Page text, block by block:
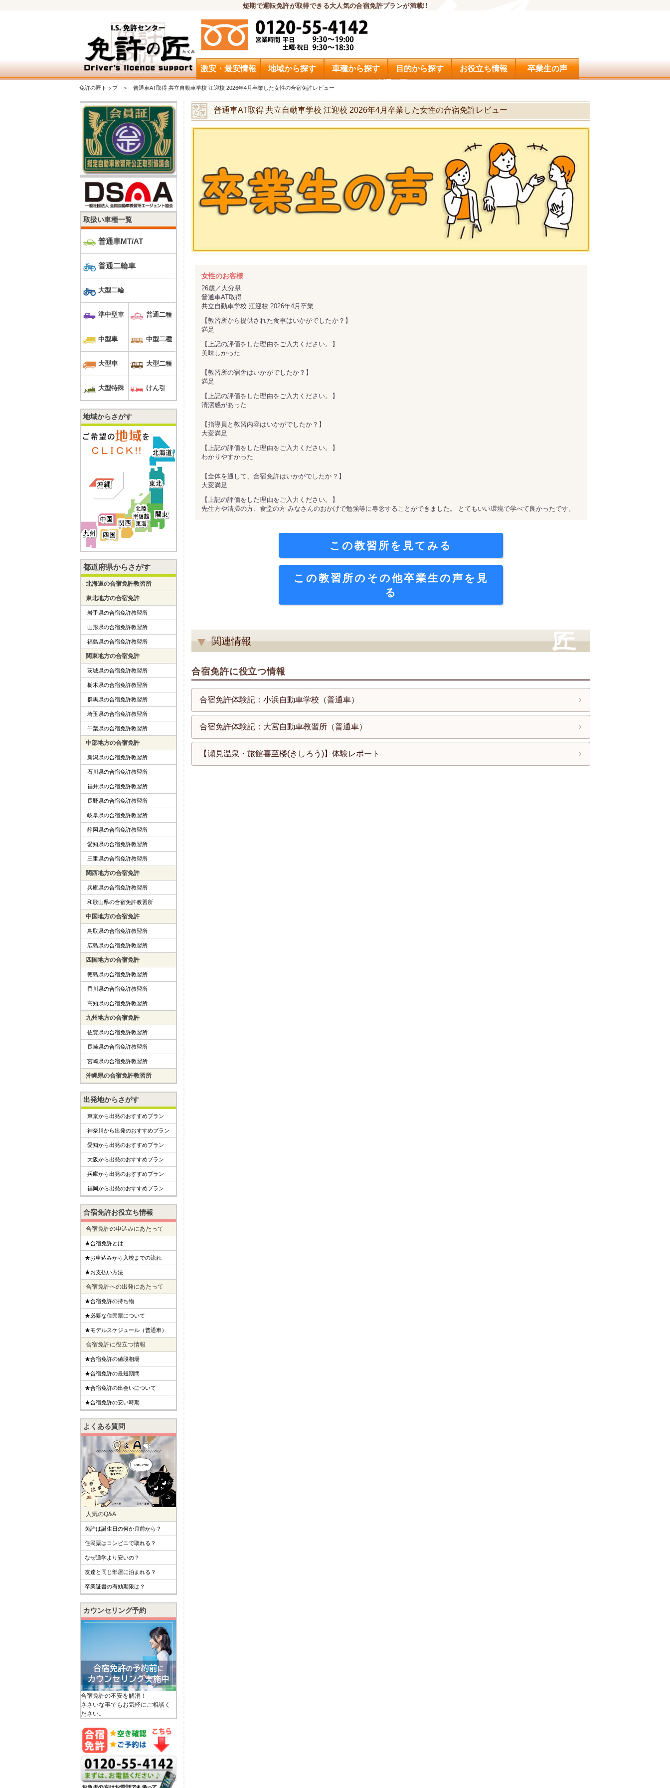
短期で運転免許が取得できる大人気の合宿免許プランが満載!!
問合せ
激安・最安情報 地域から探す 車種から探す 目的から探す お役立ち情報 卒業生の声
免許の匠トップ 普通車AT取得 共立自動車学校 江迎校 2026年4月卒業した女性の合宿免許レビュー
普通車AT取得 共立自動車学校 江迎校 2026年4月卒業した女性の合宿免許レビュー
女性のお客様
26歳／大分県
普通車AT取得
共立自動車学校 江迎校 2026年4月卒業
【教習所から提供された食事はいかがでしたか？】
満足
【上記の評価をした理由をご入力ください。】
美味しかった
【教習所の宿舎はいかがでしたか？】
満足
【上記の評価をした理由をご入力ください。】
清潔感があった
【指導員と教習内容はいかがでしたか？】
大変満足
【上記の評価をした理由をご入力ください。】
わかりやすかった
【全体を通して、合宿免許はいかがでしたか？】
大変満足
【上記の評価をした理由をご入力ください。】
先生方や清掃の方、食堂の方 みなさんのおかげで勉強等に専念することができました。 とてもいい環境で学べて良かったです。
この教習所を見てみる
この教習所のその他卒業生の声を見
る
関連情報
合宿免許に役立つ情報
合宿免許体験記：小浜自動車学校（普通車）
合宿免許体験記：大宮自動車教習所（普通車）
【瀬見温泉・旅館喜至楼(きしろう)】体験レポート
取扱い車種一覧
普通車MT/AT
普通二輪車
大型二輪
準中型車 普通二種
中型車 中型二種
大型車 大型二種
大型特殊 けん引
地域からさがす
都道府県からさがす
北海道の合宿免許教習所
東北地方の合宿免許
岩手県の合宿免許教習所
山形県の合宿免許教習所
福島県の合宿免許教習所
関東地方の合宿免許
茨城県の合宿免許教習所
栃木県の合宿免許教習所
群馬県の合宿免許教習所
埼玉県の合宿免許教習所
千葉県の合宿免許教習所
中部地方の合宿免許
新潟県の合宿免許教習所
石川県の合宿免許教習所
福井県の合宿免許教習所
長野県の合宿免許教習所
岐阜県の合宿免許教習所
静岡県の合宿免許教習所
愛知県の合宿免許教習所
三重県の合宿免許教習所
関西地方の合宿免許
兵庫県の合宿免許教習所
和歌山県の合宿免許教習所
中国地方の合宿免許
鳥取県の合宿免許教習所
広島県の合宿免許教習所
四国地方の合宿免許
徳島県の合宿免許教習所
香川県の合宿免許教習所
高知県の合宿免許教習所
九州地方の合宿免許
佐賀県の合宿免許教習所
長崎県の合宿免許教習所
宮崎県の合宿免許教習所
沖縄県の合宿免許教習所
出発地からさがす
東京から出発のおすすめプラン
神奈川から出発のおすすめプラン
愛知から出発のおすすめプラン
大阪から出発のおすすめプラン
兵庫から出発のおすすめプラン
福岡から出発のおすすめプラン
合宿免許お役立ち情報
合宿免許の申込みにあたって
★合宿免許とは
★お申込みから入校までの流れ
★お支払い方法
合宿免許への出発にあたって
★合宿免許の持ち物
★必要な住民票について
★モデルスケジュール（普通車）
合宿免許に役立つ情報
★合宿免許の値段相場
★合宿免許の最短期間
★合宿免許の出会いについて
★合宿免許の安い時期
よくある質問
人気のQ&A
免許は誕生日の何か月前から？
住民票はコンビニで取れる？
なぜ通学より安いの？
友達と同じ部屋に泊まれる？
卒業証書の有効期限は？
カウンセリング予約
合宿免許の不安を解消！
ささいな事でもお気軽にご相談く
ださい。